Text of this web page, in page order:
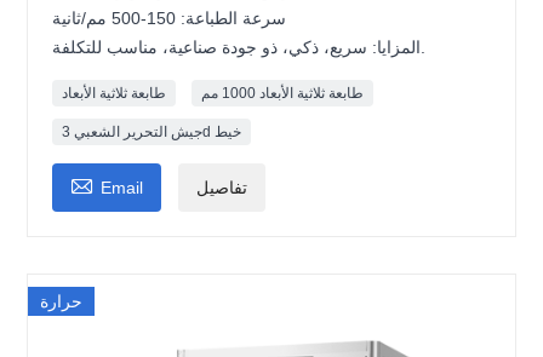
سرعة الطباعة: 150-500 مم/ثانية
طابعة ثلاثية الأبعاد طابعة ثلاثية الأبعاد 1000 مم
جيش التحرير الشعبي 3d خيط
 Email تفاصيل
حرارة